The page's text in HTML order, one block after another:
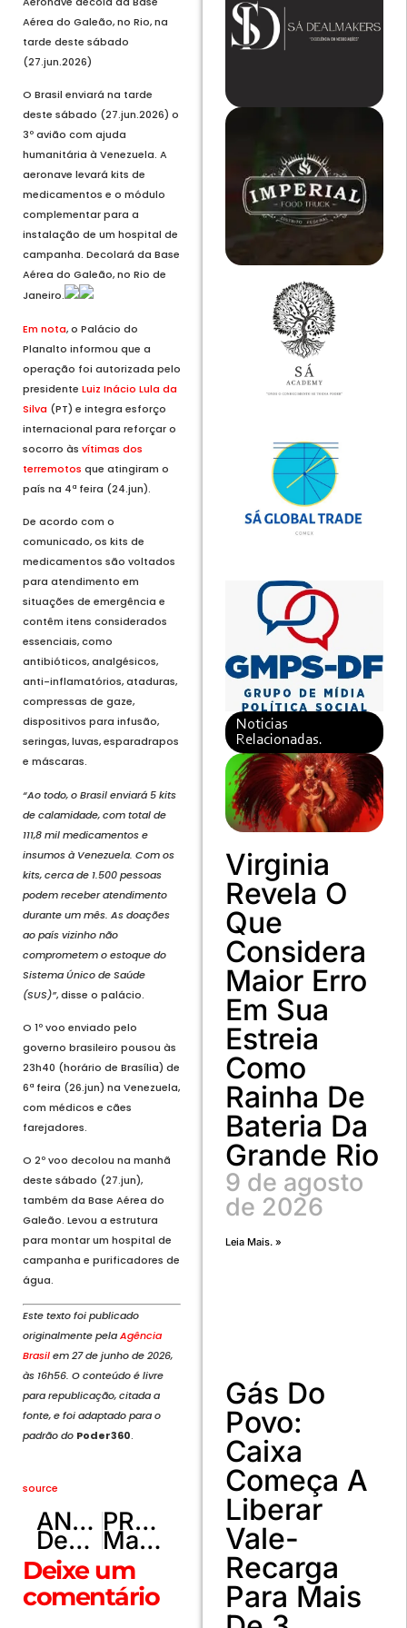
Aérea do Galeão, no Rio, na
tarde deste sábado
(27.jun.2026)
O Brasil enviará na tarde
deste sábado (27.jun.2026) o
3º avião com ajuda
humanitária à Venezuela. A
aeronave levará kits de
medicamentos e o módulo
complementar para a
instalação de um hospital de
campanha. Decolará da Base
Aérea do Galeão, no Rio de
Janeiro.
Em nota, o Palácio do
Planalto informou que a
operação foi autorizada pelo
presidente Luiz Inácio Lula da
Silva (PT) e integra esforço
internacional para reforçar o
socorro às vítimas dos
terremotos que atingiram o
país na 4ª feira (24.jun).
De acordo com o
comunicado, os kits de
medicamentos são voltados
para atendimento em
situações de emergência e
contêm itens considerados
essenciais, como
antibióticos, analgésicos,
anti-inflamatórios, ataduras,
compressas de gaze,
dispositivos para infusão,
seringas, luvas, esparadrapos
e máscaras.
“Ao todo, o Brasil enviará 5 kits
de calamidade, com total de
111,8 mil medicamentos e
insumos à Venezuela. Com os
kits, cerca de 1.500 pessoas
podem receber atendimento
durante um mês. As doações
ao país vizinho não
comprometem o estoque do
Sistema Único de Saúde
(SUS)”, disse o palácio.
O 1º voo enviado pelo
governo brasileiro pousou às
23h40 (horário de Brasília) de
6ª feira (26.jun) na Venezuela,
com médicos e cães
farejadores.
O 2º voo decolou na manhã
deste sábado (27.jun),
também da Base Aérea do
Galeão. Levou a estrutura
para montar um hospital de
campanha e purificadores de
água.
Este texto foi publicado
originalmente pelaAgência
Brasilem 27 de junho de 2026,
às 16h56. O conteúdo é livre
para republicação, citada a
fonte, e foi adaptado para o
padrão do Poder360.
source
ANTERIOR
Deolane seguirá em cela especial após suspensão da OAB-SP
PRÓXIMO
Margareth explica curtidas sem querer e diz que recebe bronca de Virginia: “Ela liga brigando”
Deixe um
comentário
Noticias
Relacionadas.
Virginia
Revela O
Que
Considera
Maior Erro
Em Sua
Estreia
Como
Rainha De
Bateria Da
Grande Rio
9 de agosto
de 2026
Leia Mais. »
Gás Do
Povo:
Caixa
Começa A
Liberar
Vale-
Recarga
Para Mais